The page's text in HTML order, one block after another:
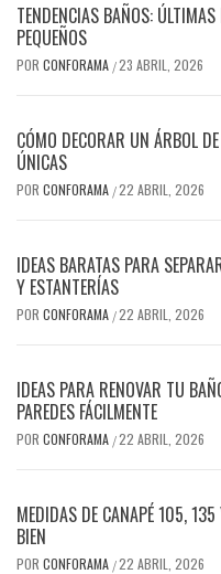
TENDENCIAS BAÑOS:
PEQUEÑOS
POR CONFORAMA /23 ABRIL, 2026
CÓMO DECORAR UN ÁRBOL
ÚNICAS
POR CONFORAMA /22 ABRIL, 2026
IDEAS BARATAS PARA
Y ESTANTERÍAS
POR CONFORAMA /22 ABRIL, 2026
IDEAS PARA RENOVAR TU
PAREDES FÁCILMENTE
POR CONFORAMA /22 ABRIL, 2026
MEDIDAS DE CANAPÉ 105,
BIEN
POR CONFORAMA /22 ABRIL, 2026